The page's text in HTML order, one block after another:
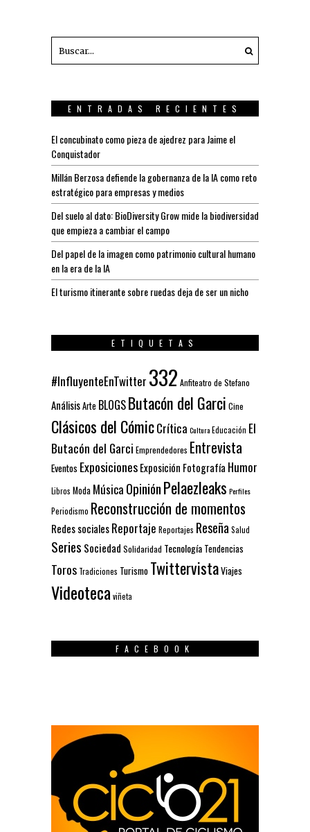
ENTRADAS RECIENTES
El concubinato como pieza de ajedrez para Jaime el
Conquistador
Millán Berzosa defiende la gobernanza de la IA como reto
estratégico para empresas y medios
Del suelo al dato: BioDiversity Grow mide la biodiversidad
que empieza a cambiar el campo
Del papel de la imagen como patrimonio cultural humano
en la era de la IA
El turismo itinerante sobre ruedas deja de ser un nicho
ETIQUETAS
#InfluyenteEnTwitter 332 Anfiteatro de Stefano
AnálisisArte BLOGSButacón del Garci Cine
Clásicos del CómicCrítica CulturaEducación El
Butacón del Garci Emprendedores Entrevista
Eventos ExposicionesExposición Fotografía Humor
Libros Moda Música OpiniónPelaezleaks Perfiles
Periodismo Reconstrucción de momentos
Redes socialesReportaje Reportajes Reseña Salud
Series Sociedad Solidaridad Tecnología Tendencias
Toros Tradiciones Turismo TwittervistaViajes
Videoteca viñeta
FACEBOOK